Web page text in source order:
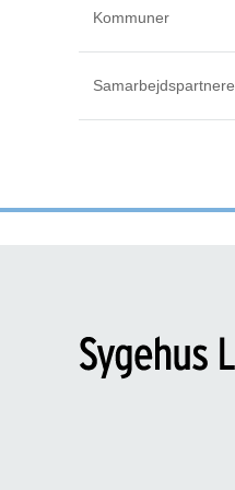
Kommuner
Samarbejdspartnere